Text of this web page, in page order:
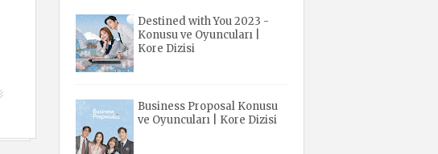
Destined with You 2023 -
Konusu ve Oyuncuları |
Kore Dizisi
Business Proposal Konusu
ve Oyuncuları | Kore Dizisi